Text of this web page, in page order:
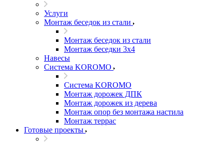
Услуги
Монтаж беседок из стали
Монтаж беседок из стали
Монтаж беседки 3х4
Навесы
Система KOROMO
Система KOROMO
Монтаж дорожек ДПК
Монтаж дорожек из дерева
Монтаж опор без монтажа настила
Монтаж террас
Готовые проекты